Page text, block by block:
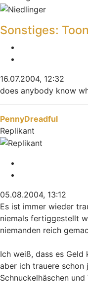
Sonstiges:
16.07.2004, 12:32
does anybody know
PennyDreadful
Replikant
05.08.2004, 13:12
Es ist immer wieder
niemals fertiggestellt
niemanden reich
Ich weiß, dass es
aber ich trauere schon
Schnuckelhäschen und